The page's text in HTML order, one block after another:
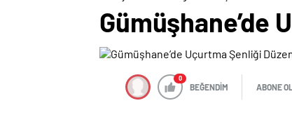
Gümüşhane’de
0
BEĞENDİM ABONE